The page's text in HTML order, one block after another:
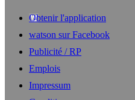
Obtenir l'application
watson sur Facebook
Publicité / RP
Emplois
Impressum